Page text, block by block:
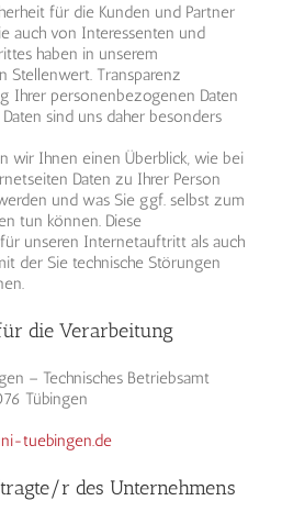
für die Kunden und Partner
auch von Interessenten und
haben in unserem
Stellenwert. Transparenz
Ihrer personenbezogenen Daten
sind uns daher besonders
wir Ihnen einen Überblick, wie bei
Daten zu Ihrer Person
und was Sie ggf. selbst zum
tun können. Diese
unseren Internetauftritt als auch
der Sie technische Störungen
die Verarbeitung
– Technisches Betriebsamt
Tübingen
tuebingen.de
r des Unternehmens